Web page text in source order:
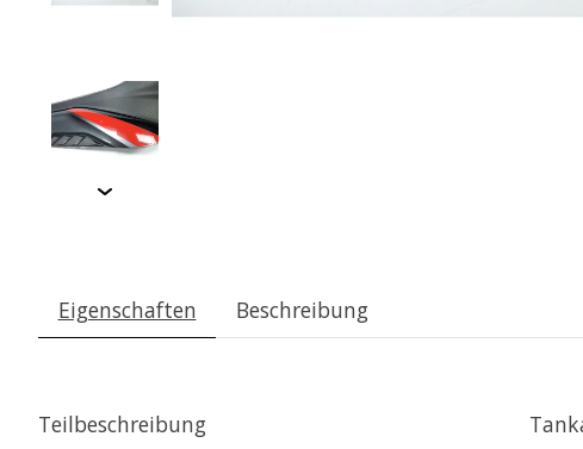
Eigenschaften Beschreibung
Teilbeschreibung